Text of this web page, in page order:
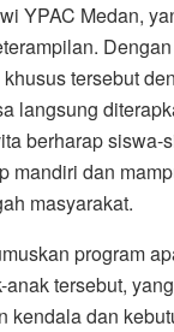
YPAC Medan,
tersebut
langsung
berharap siswa-
mandiri dan
masyarakat.
program
tersebut,
kendala dan